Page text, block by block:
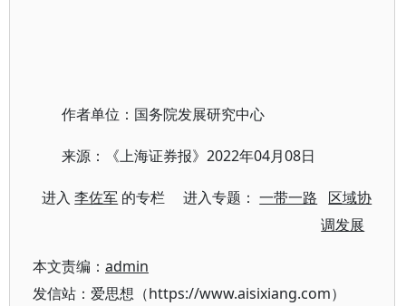
作者单位：国务院发展研究中心
来源：《上海证券报》2022年04月08日
进入李佐军 的专栏 进入专题：一带一路
区域协
调发展
本文责编： admin
发信站：爱思想（https://www.aisixiang.com）